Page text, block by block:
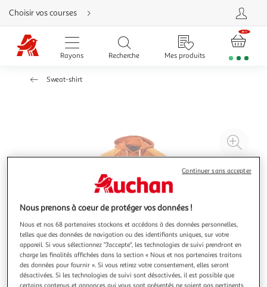
Aller
directement
au
contenu
Aller
directement
Aller
besoin
Choisir vos courses
Rayons Recherche Mes produits
Sweat-shirt
à
Illustration
Illustration
Nous prenons à coeur de protéger vos données !
Nous et nos 68 partenaires stockons et accédons à des données personnelles,
telles que des données de navigation ou des identifiants uniques, sur votre
appareil. Si vous sélectionnez "J'accepte", les technologies de suivi prendront en
charge les finalités affichées dans la section « Nous et nos partenaires traitons
des données pour fournir ». Si vous retirez votre consentement, elles seront
désactivées. Si les technologies de suivi sont désactivées, il est possible que
certains contenus et annonces qui vous sont présentés ne soient pas pertinents
Continuer sans accepter